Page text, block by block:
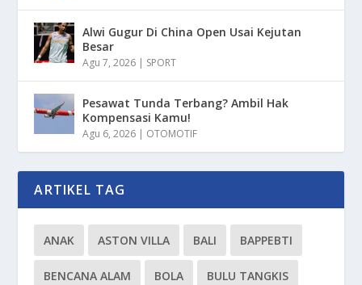
Alwi Gugur Di China Open Usai Kejutan
Besar
Agu 7, 2026 | SPORT
Pesawat Tunda Terbang? Ambil Hak
Kompensasi Kamu!
Agu 6, 2026 | OTOMOTIF
ARTIKEL TAG
ANAK ASTON VILLA BALI BAPPEBTI
BENCANA ALAM BOLA BULU TANGKIS